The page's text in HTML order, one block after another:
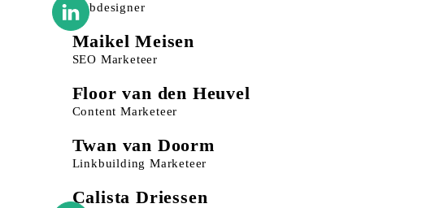
Webdesigner
Maikel Meisen
SEO Marketeer
Floor van den Heuvel
Content Marketeer
Twan van Doorm
Linkbuilding Marketeer
Calista Driessen